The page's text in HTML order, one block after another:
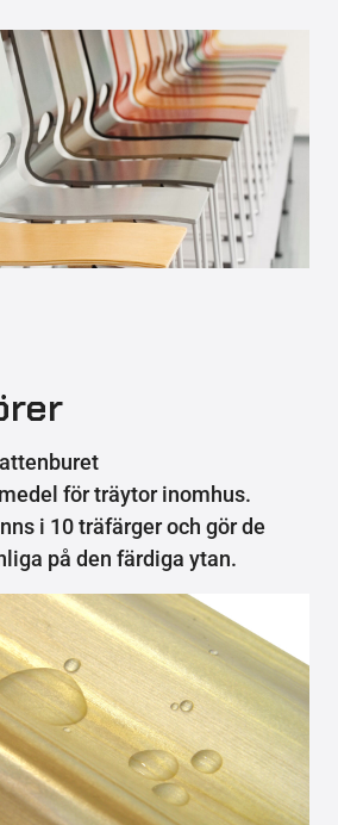
för träytor inomhus.
i 10 träfärger och gör de
på den färdiga ytan.